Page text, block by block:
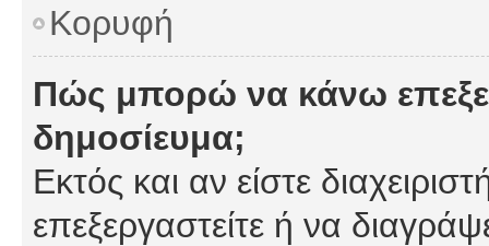
Κορυφή
Πώς μπορώ να κάνω
δημοσίευμα;
Εκτός και αν είστε
επεξεργαστείτε ή να